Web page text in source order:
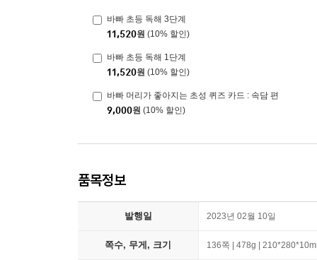
바빠 초등 독해 3단계
11,520원 (10% 할인)
바빠 초등 독해 1단계
11,520원 (10% 할인)
바빠 머리가 좋아지는 초성 퀴즈 카드 : 속담 편
9,000원 (10% 할인)
품목정보
발행일 2023년 02월 10일
쪽수, 무게, 크기 136쪽 | 478g |